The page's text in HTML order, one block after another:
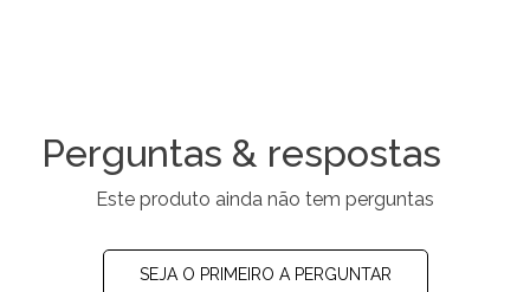
Perguntas & respostas
Este produto ainda não tem perguntas
SEJA O PRIMEIRO A PERGUNTAR